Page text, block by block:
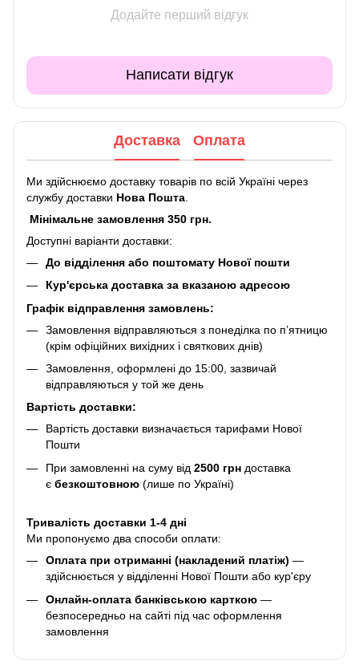
Додайте перший відгук
Написати відгук
Доставка Оплата
Ми здійснюємо доставку товарів по всій Україні через
службу доставки Нова Пошта
Мінімальне замовлення 350 грн.
Доступні варіанти доставки:
До відділення або поштомату Нової пошти
Кур'єрська доставка за вказаною адресою
Графік відправлення замовлень:
Замовлення відправляються з понеділка по п’ятницю
(крім офіційних вихідних і святкових днів)
Замовлення, оформлені до 15:00, зазвичай
відправляються у той же день
Вартість доставки:
Вартість доставки визначається тарифами Нової
Пошти
При замовленні на суму від 2500 грн доставка
є безкоштовною (лише по Україні)
Тривалість доставки 1-4 дні
Ми пропонуємо два способи оплати:
Оплата при отриманні (накладений платіж) —
здійснюється у відділенні Нової Пошти або кур'єру
Онлайн-оплата банківською карткою —
безпосередньо на сайті під час оформлення
замовлення